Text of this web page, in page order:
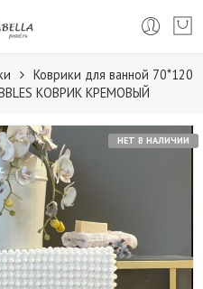
Коврики для ванной 70*120
КОВРИК КРЕМОВЫЙ
НЕТ В НАЛИЧИИ